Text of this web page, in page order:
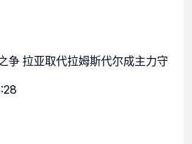
争 拉亚取代拉姆斯代尔成主力守